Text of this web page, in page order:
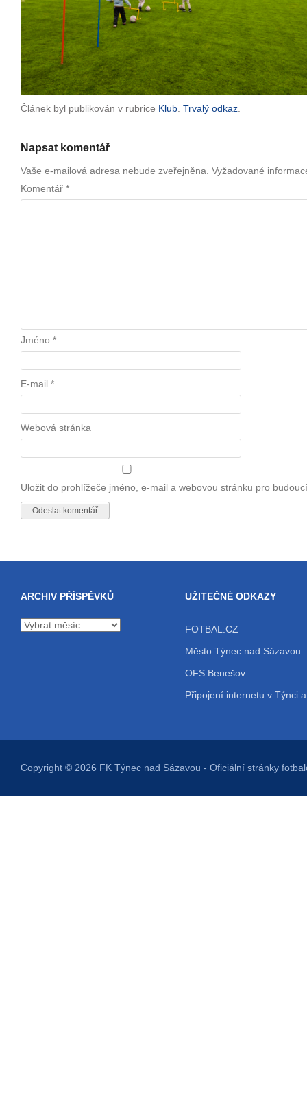
Článek byl publikován v rubrice Klub Trvalý odkaz
Napsat komentář
Vaše e-mailová adresa nebude zveřejněna. Vyžadované
Komentář *
Jméno *
E-mail *
Webová stránka
Uložit do prohlížeče jméno, e-mail a webovou stránku pro
ARCHIV PŘÍSPĚVKŮ
Archiv
UŽITEČNÉ ODKAZY
FOTBAL.CZ
Město Týnec nad Sázavou
OFS Benešov
Připojení internetu v Týnci
Copyright © 2026 FK Týnec nad Sázavou - Oficiální stránky